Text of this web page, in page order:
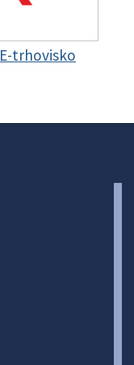
E-trhovisko